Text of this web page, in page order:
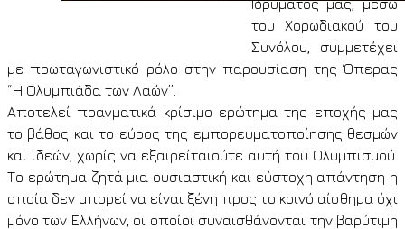
Ιδρύματος μας, μέσω
του Χορωδιακού του
Συνόλου, συμμετέχει
με πρωταγωνιστικό ρόλο στην παρουσίαση της Όπερας
“Η Ολυμπιάδα των Λαών”.
Αποτελεί πραγματικά κρίσιμο ερώτημα της εποχής μας
το βάθος και το εύρος της εμπορευματοποίησης θεσμών
και ιδεών, χωρίς να εξαιρείταιούτε αυτή του Ολυμπισμού.
Το ερώτημα ζητά μια ουσιαστική και εύστοχη απάντηση η
οποία δεν μπορεί να είναι ξένη προς το κοινό αίσθημα όχι
μόνο των Ελλήνων, οι οποίοι συναισθάνονται την βαρύτιμη